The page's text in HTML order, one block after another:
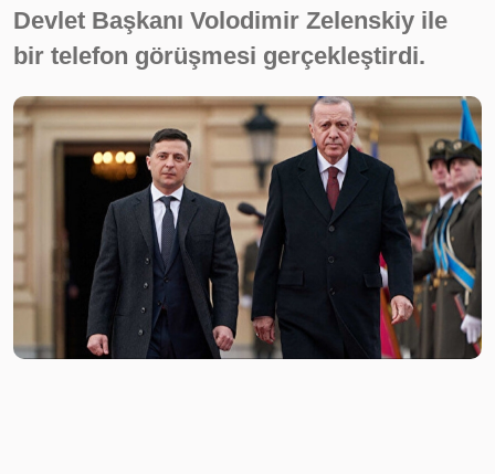
Devlet Başkanı Volodimir Zelenskiy ile
bir telefon görüşmesi gerçekleştirdi.